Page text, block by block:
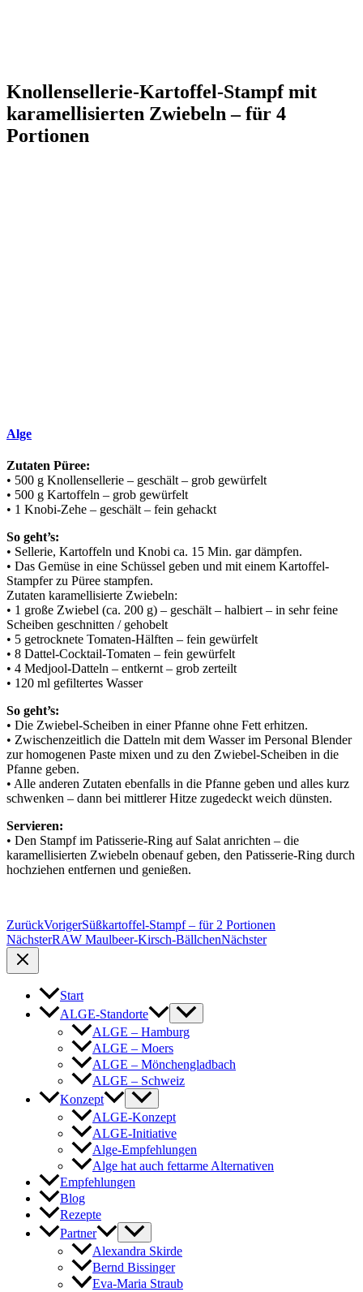
Knollensellerie-Kartoffel-Stampf mit
karamellisierten Zwiebeln – für 4
Portionen
Alge
Zutaten Püree:
• 500 g Knollensellerie – geschält – grob gewürfelt
• 500 g Kartoffeln – grob gewürfelt
• 1 Knobi-Zehe – geschält – fein gehackt
So geht’s:
• Sellerie, Kartoffeln und Knobi ca. 15 Min. gar dämpfen.
• Das Gemüse in eine Schüssel geben und mit einem Kartoffel-
Stampfer zu Püree stampfen.
Zutaten karamellisierte Zwiebeln:
• 1 große Zwiebel (ca. 200 g) – geschält – halbiert – in sehr feine
Scheiben geschnitten / gehobelt
• 5 getrocknete Tomaten-Hälften – fein gewürfelt
• 8 Dattel-Cocktail-Tomaten – fein gewürfelt
• 4 Medjool-Datteln – entkernt – grob zerteilt
• 120 ml gefiltertes Wasser
So geht’s:
• Die Zwiebel-Scheiben in einer Pfanne ohne Fett erhitzen.
• Zwischenzeitlich die Datteln mit dem Wasser im Personal Blender
zur homogenen Paste mixen und zu den Zwiebel-Scheiben in die
Pfanne geben.
• Alle anderen Zutaten ebenfalls in die Pfanne geben und alles kurz
schwenken – dann bei mittlerer Hitze zugedeckt weich dünsten.
Servieren:
• Den Stampf im Patisserie-Ring auf Salat anrichten – die
karamellisierten Zwiebeln obenauf geben, den Patisserie-Ring durch
hochziehen entfernen und genießen.
ZurückVorigerSüßkartoffel-Stampf – für 2 Portionen
NächsterRAW Maulbeer-Kirsch-BällchenNächster
Start
ALGE-Standorte
ALGE – Hamburg
ALGE – Moers
ALGE – Mönchengladbach
ALGE – Schweiz
Konzept
ALGE-Konzept
ALGE-Initiative
Alge-Empfehlungen
Alge hat auch fettarme Alternativen
Empfehlungen
Blog
Rezepte
Partner
Alexandra Skirde
Bernd Bissinger
Eva-Maria Straub